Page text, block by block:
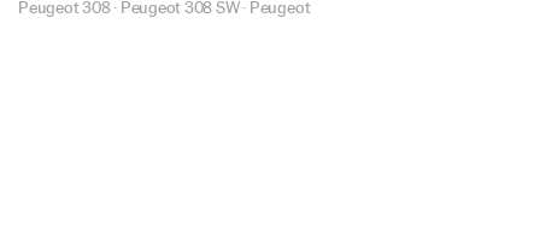
Peugeot 308· Peugeot 308 SW· Peugeot